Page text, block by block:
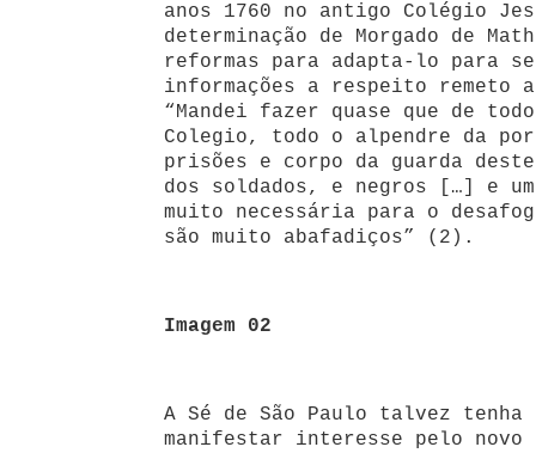
anos 1760 no antigo Colégio
determinação de Morgado de
reformas para adapta-lo para
informações a respeito remeto
“Mandei fazer quase que de
Colegio, todo o alpendre da
prisões e corpo da guarda
dos soldados, e negros […] e
muito necessária para o
são muito abafadiços” (2).
Imagem 02
A Sé de São Paulo talvez
manifestar interesse pelo novo